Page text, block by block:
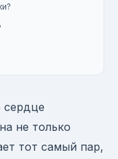
не только
тот самый пар,